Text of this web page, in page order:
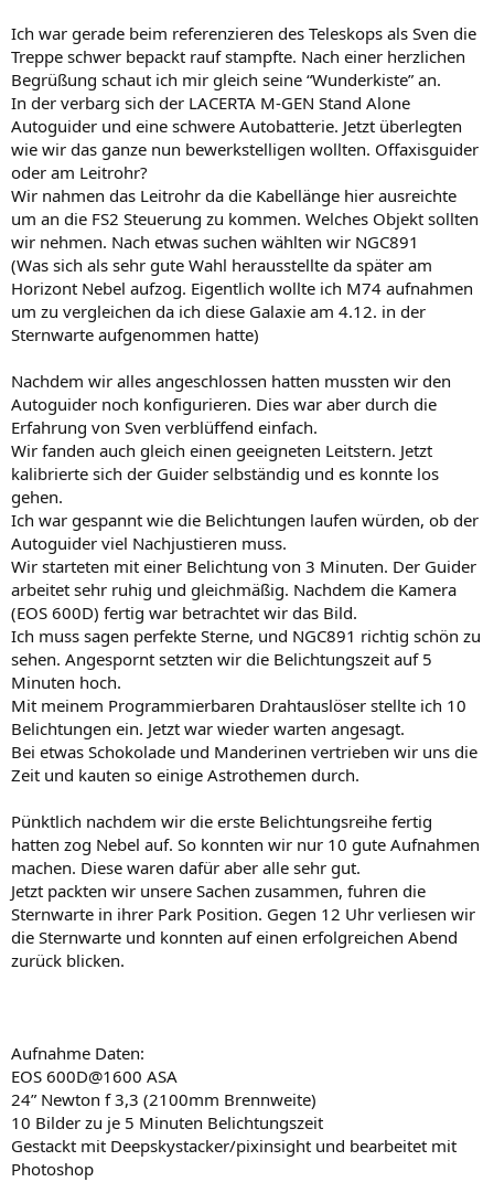
Ich war gerade beim referenzieren des Teleskops als Sven die
Treppe schwer bepackt rauf stampfte. Nach einer herzlichen
Begrüßung schaut ich mir gleich seine “Wunderkiste” an.
In der verbarg sich der LACERTA M-GEN Stand Alone
Autoguider und eine schwere Autobatterie. Jetzt überlegten
wie wir das ganze nun bewerkstelligen wollten. Offaxisguider
oder am Leitrohr?
Wir nahmen das Leitrohr da die Kabellänge hier ausreichte
um an die FS2 Steuerung zu kommen. Welches Objekt sollten
wir nehmen. Nach etwas suchen wählten wir NGC891
(Was sich als sehr gute Wahl herausstellte da später am
Horizont Nebel aufzog. Eigentlich wollte ich M74 aufnahmen
um zu vergleichen da ich diese Galaxie am 4.12. in der
Sternwarte aufgenommen hatte)
Nachdem wir alles angeschlossen hatten mussten wir den
Autoguider noch konfigurieren. Dies war aber durch die
Erfahrung von Sven verblüffend einfach.
Wir fanden auch gleich einen geeigneten Leitstern. Jetzt
kalibrierte sich der Guider selbständig und es konnte los
gehen.
Ich war gespannt wie die Belichtungen laufen würden, ob der
Autoguider viel Nachjustieren muss.
Wir starteten mit einer Belichtung von 3 Minuten. Der Guider
arbeitet sehr ruhig und gleichmäßig. Nachdem die Kamera
(EOS 600D) fertig war betrachtet wir das Bild.
Ich muss sagen perfekte Sterne, und NGC891 richtig schön zu
sehen. Angespornt setzten wir die Belichtungszeit auf 5
Minuten hoch.
Mit meinem Programmierbaren Drahtauslöser stellte ich 10
Belichtungen ein. Jetzt war wieder warten angesagt.
Bei etwas Schokolade und Manderinen vertrieben wir uns die
Zeit und kauten so einige Astrothemen durch.
Pünktlich nachdem wir die erste Belichtungsreihe fertig
hatten zog Nebel auf. So konnten wir nur 10 gute Aufnahmen
machen. Diese waren dafür aber alle sehr gut.
Jetzt packten wir unsere Sachen zusammen, fuhren die
Sternwarte in ihrer Park Position. Gegen 12 Uhr verliesen wir
die Sternwarte und konnten auf einen erfolgreichen Abend
zurück blicken.
Aufnahme Daten:
EOS 600D@1600 ASA
24” Newton f 3,3 (2100mm Brennweite)
10 Bilder zu je 5 Minuten Belichtungszeit
Gestackt mit Deepskystacker/pixinsight und bearbeitet mit
Photoshop